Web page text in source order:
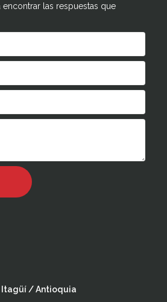
encontrar las respuestas que
Itagüí / Antioquia